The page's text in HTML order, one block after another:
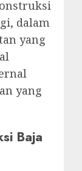
dalam
yang
yang
Baja